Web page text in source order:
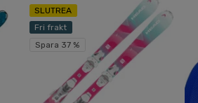
SLUTREA
Fri frakt
Spara 37 %